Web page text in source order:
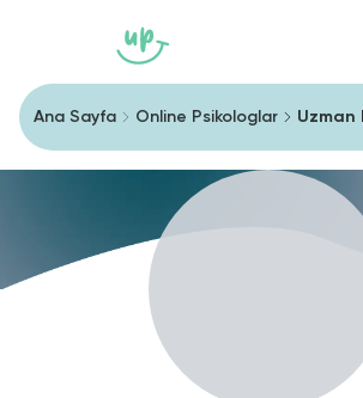
Ana Sayfa Online Psikologlar Uzman